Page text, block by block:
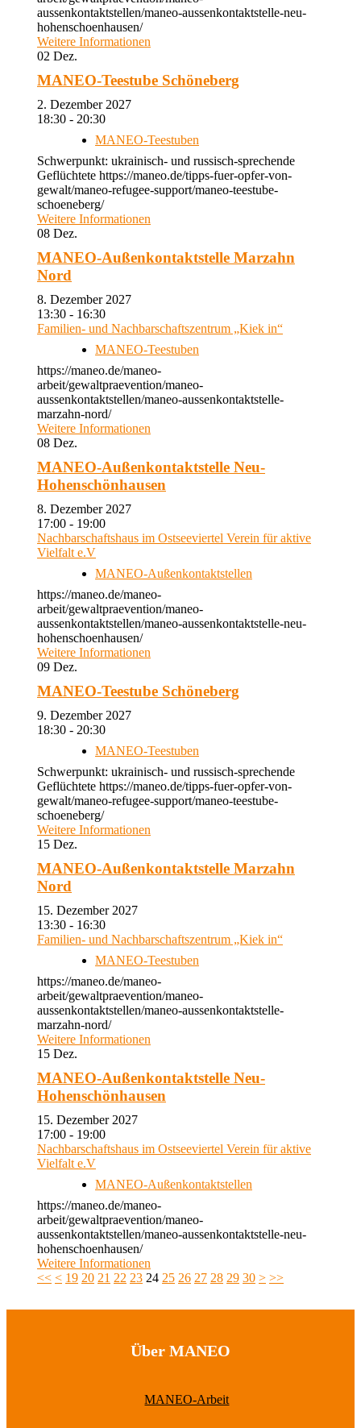
aussenkontaktstellen/maneo-aussenkontaktstelle-neu-
hohenschoenhausen/
Weitere Informationen
02 Dez.
MANEO-Teestube Schöneberg
2. Dezember 2027
18:30 - 20:30
MANEO-Teestuben
Schwerpunkt: ukrainisch- und russisch-sprechende
Geflüchtete https://maneo.de/tipps-fuer-opfer-von-
gewalt/maneo-refugee-support/maneo-teestube-
schoeneberg/
Weitere Informationen
08 Dez.
MANEO-Außenkontaktstelle Marzahn
Nord
8. Dezember 2027
13:30 - 16:30
Familien- und Nachbarschaftszentrum „Kiek in“
MANEO-Teestuben
https://maneo.de/maneo-
arbeit/gewaltpraevention/maneo-
aussenkontaktstellen/maneo-aussenkontaktstelle-
marzahn-nord/
Weitere Informationen
08 Dez.
MANEO-Außenkontaktstelle Neu-
Hohenschönhausen
8. Dezember 2027
17:00 - 19:00
Nachbarschaftshaus im Ostseeviertel Verein für aktive
Vielfalt e.V
MANEO-Außenkontaktstellen
https://maneo.de/maneo-
arbeit/gewaltpraevention/maneo-
aussenkontaktstellen/maneo-aussenkontaktstelle-neu-
hohenschoenhausen/
Weitere Informationen
09 Dez.
MANEO-Teestube Schöneberg
9. Dezember 2027
18:30 - 20:30
MANEO-Teestuben
Schwerpunkt: ukrainisch- und russisch-sprechende
Geflüchtete https://maneo.de/tipps-fuer-opfer-von-
gewalt/maneo-refugee-support/maneo-teestube-
schoeneberg/
Weitere Informationen
15 Dez.
MANEO-Außenkontaktstelle Marzahn
Nord
15. Dezember 2027
13:30 - 16:30
Familien- und Nachbarschaftszentrum „Kiek in“
MANEO-Teestuben
https://maneo.de/maneo-
arbeit/gewaltpraevention/maneo-
aussenkontaktstellen/maneo-aussenkontaktstelle-
marzahn-nord/
Weitere Informationen
15 Dez.
MANEO-Außenkontaktstelle Neu-
Hohenschönhausen
15. Dezember 2027
17:00 - 19:00
Nachbarschaftshaus im Ostseeviertel Verein für aktive
Vielfalt e.V
MANEO-Außenkontaktstellen
https://maneo.de/maneo-
arbeit/gewaltpraevention/maneo-
aussenkontaktstellen/maneo-aussenkontaktstelle-neu-
hohenschoenhausen/
Weitere Informationen
<< < 19 20 21 22 23 24 25 26 27 28 29 30 > >>
Über MANEO
MANEO-Arbeit